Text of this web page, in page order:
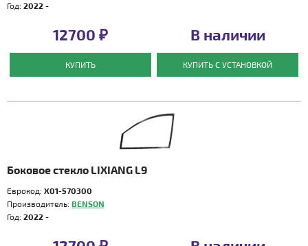
Год: 2022 -
12700 ₽
КУПИТЬ
В наличии
КУПИТЬ С УСТАНОВКОЙ
Боковое стекло LIXIANG L9
Еврокод: X01-570300
Производитель: BENSON
Год: 2022 -